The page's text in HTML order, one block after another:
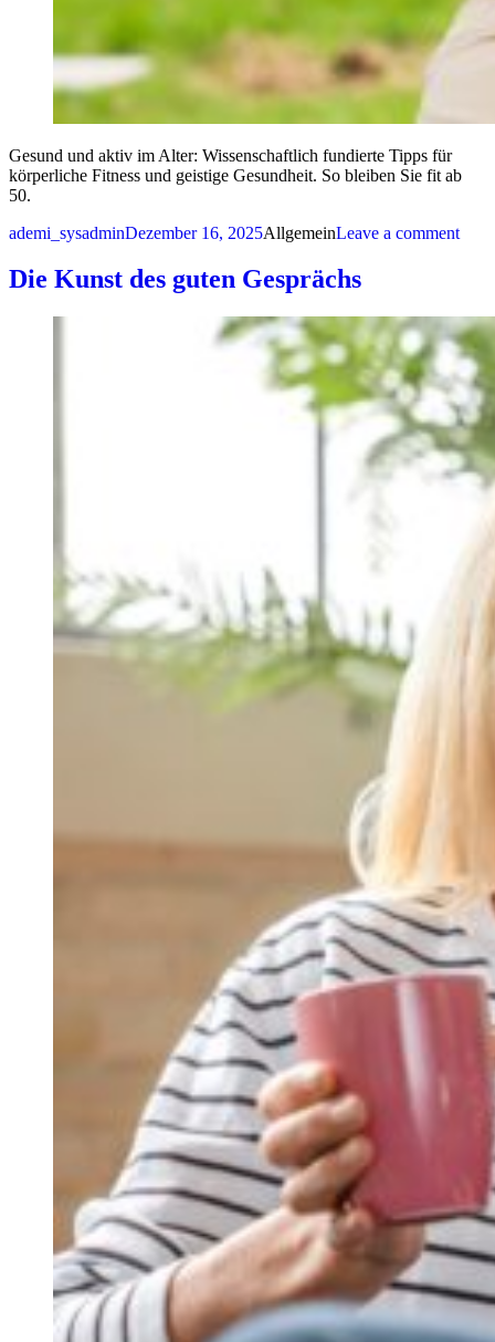
Gesund und aktiv im Alter: Wissenschaftlich fundierte Tipps für
körperliche Fitness und geistige Gesundheit. So bleiben Sie fit ab
50.
Posted by
ademi_sysadminDezember 16, 2025Posted in
AllgemeinLeave a commenton
Die Kunst des guten Gesprächs